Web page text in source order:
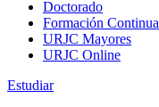
Doctorado
Formación Continua
URJC Mayores
URJC Online
Estudiar